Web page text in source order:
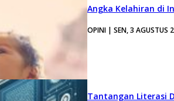
Angka Kelahiran di
OPINI | SEN, 3 AGUSTUS
Tantangan Literasi